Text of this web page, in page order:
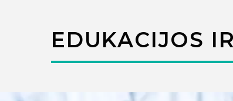
EDUKACIJOS